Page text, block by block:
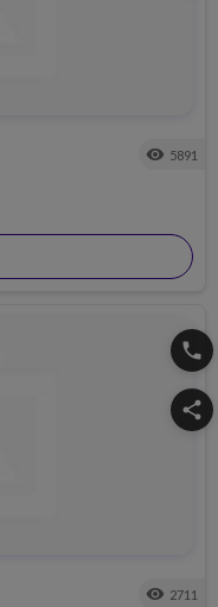
visibility 5891
phone
share
visibility 2711